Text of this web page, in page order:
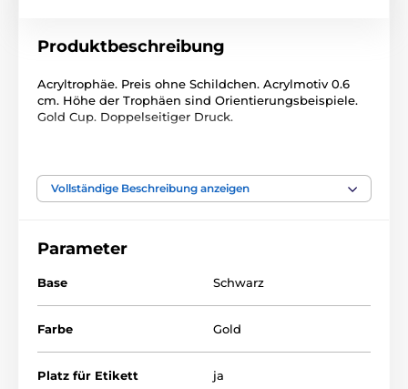
Produktbeschreibung
Acryltrophäe. Preis ohne Schildchen. Acrylmotiv 0.6
cm. Höhe der Trophäen sind Orientierungsbeispiele.
Gold Cup. Doppelseitiger Druck.
Feuerwehr Acryltrophäen
Vollständige Beschreibung anzeigen
Parameter
Base Schwarz
Farbe Gold
Platz für Etikett ja